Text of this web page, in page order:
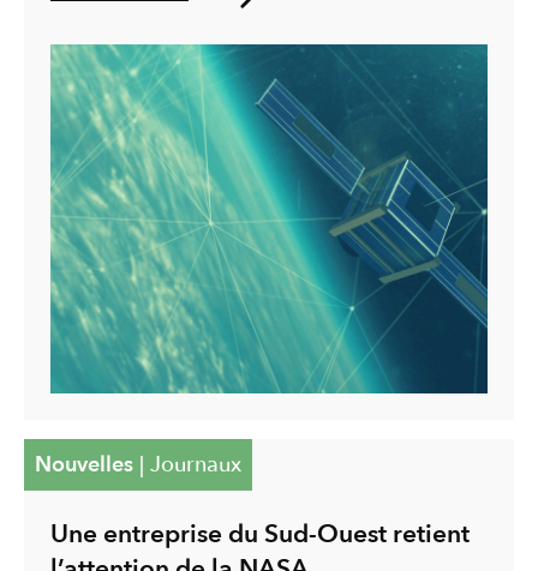
Nouvelles| Journaux
Une entreprise du Sud-Ouest retient